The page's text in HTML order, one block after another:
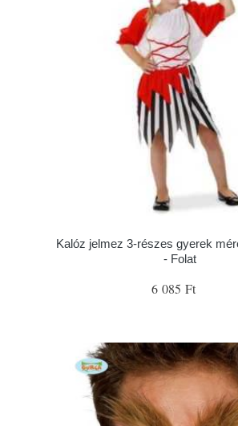
Kalóz jelmez 3-részes gyerek
- Folat
6 085 Ft